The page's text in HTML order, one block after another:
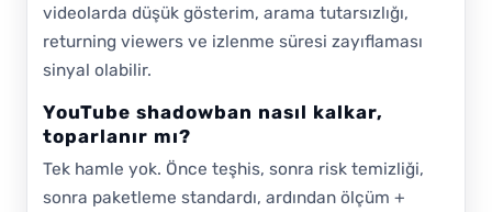
videolarda düşük gösterim, arama tutarsızlığı,
returning viewers ve izlenme süresi zayıflaması
sinyal olabilir.
YouTube shadowban nasıl kalkar,
toparlanır mı?
Tek hamle yok. Önce teşhis, sonra risk temizliği,
sonra paketleme standardı, ardından ölçüm +